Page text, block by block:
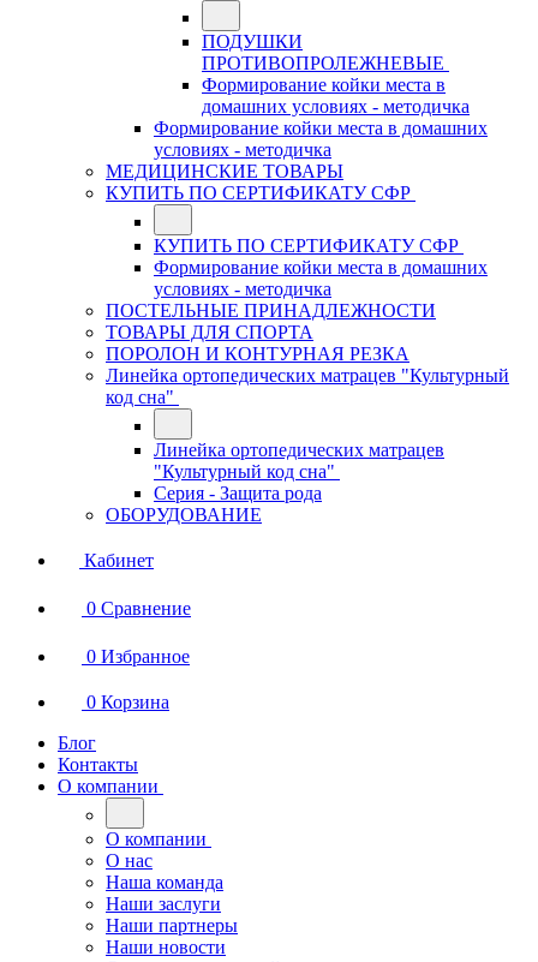
ПОДУШКИ
ПРОТИВОПРОЛЕЖНЕВЫЕ
Формирование койки места в
домашних условиях - методичка
Формирование койки места в домашних
условиях - методичка
МЕДИЦИНСКИЕ ТОВАРЫ
КУПИТЬ ПО СЕРТИФИКАТУ СФР
КУПИТЬ ПО СЕРТИФИКАТУ СФР
Формирование койки места в домашних
условиях - методичка
ПОСТЕЛЬНЫЕ ПРИНАДЛЕЖНОСТИ
ТОВАРЫ ДЛЯ СПОРТА
ПОРОЛОН И КОНТУРНАЯ РЕЗКА
Линейка ортопедических матрацев "Культурный
код сна"
Линейка ортопедических матрацев
"Культурный код сна"
Серия - Защита рода
ОБОРУДОВАНИЕ
Кабинет
0 Сравнение
0 Избранное
0 Корзина
Блог
Контакты
О компании
О компании
О нас
Наша команда
Наши заслуги
Наши партнеры
Наши новости